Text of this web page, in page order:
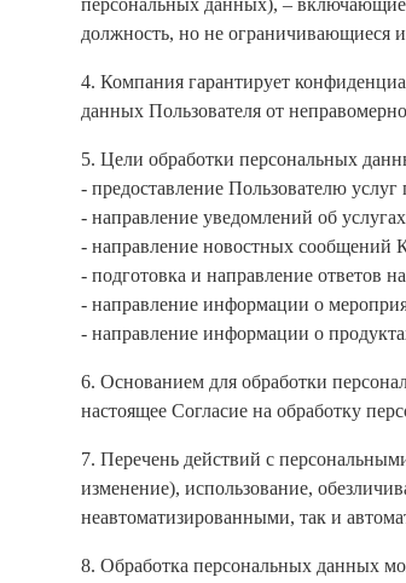
персональных данных), – включающие
должность, но не ограничивающиеся
4. Компания гарантирует
данных Пользователя от
5. Цели обработки персональных
- предоставление Пользователю услуг
- направление уведомлений об
- направление новостных сообщений
- подготовка и направление ответов
- направление информации о
- направление информации о
6. Основанием для обработки
настоящее Согласие на обработку
7. Перечень действий с
изменение), использование,
неавтоматизированными, так и
8. Обработка персональных данных